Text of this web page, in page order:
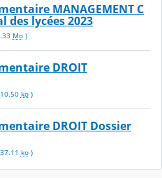
MANAGEMENT C
des lycées 2023
Mo)
DROIT
ko)
DROIT Dossier
ko)